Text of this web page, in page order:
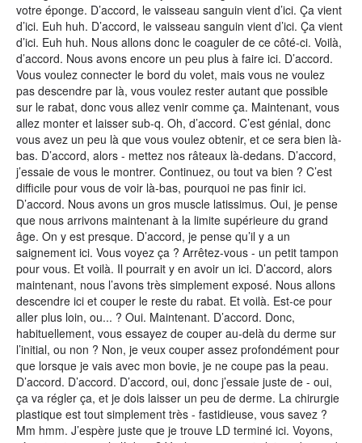
votre éponge. D’accord, le vaisseau sanguin vient d’ici. Ça vient
d’ici. Euh huh. D’accord, le vaisseau sanguin vient d’ici. Ça vient
d’ici. Euh huh. Nous allons donc le coaguler de ce côté-ci. Voilà,
d’accord. Nous avons encore un peu plus à faire ici. D’accord.
Vous voulez connecter le bord du volet, mais vous ne voulez
pas descendre par là, vous voulez rester autant que possible
sur le rabat, donc vous allez venir comme ça. Maintenant, vous
allez monter et laisser sub-q. Oh, d’accord. C’est génial, donc
vous avez un peu là que vous voulez obtenir, et ce sera bien là-
bas. D’accord, alors - mettez nos râteaux là-dedans. D’accord,
j’essaie de vous le montrer. Continuez, ou tout va bien ? C’est
difficile pour vous de voir là-bas, pourquoi ne pas finir ici.
D’accord. Nous avons un gros muscle latissimus. Oui, je pense
que nous arrivons maintenant à la limite supérieure du grand
âge. On y est presque. D’accord, je pense qu’il y a un
saignement ici. Vous voyez ça ? Arrêtez-vous - un petit tampon
pour vous. Et voilà. Il pourrait y en avoir un ici. D’accord, alors
maintenant, nous l’avons très simplement exposé. Nous allons
descendre ici et couper le reste du rabat. Et voilà. Est-ce pour
aller plus loin, ou... ? Oui. Maintenant. D’accord. Donc,
habituellement, vous essayez de couper au-delà du derme sur
l’initial, ou non ? Non, je veux couper assez profondément pour
que lorsque je vais avec mon bovie, je ne coupe pas la peau.
D’accord. D’accord. D’accord, oui, donc j’essaie juste de - oui,
ça va régler ça, et je dois laisser un peu de derme. La chirurgie
plastique est tout simplement très - fastidieuse, vous savez ?
Mm hmm. J’espère juste que je trouve LD terminé ici. Voyons,